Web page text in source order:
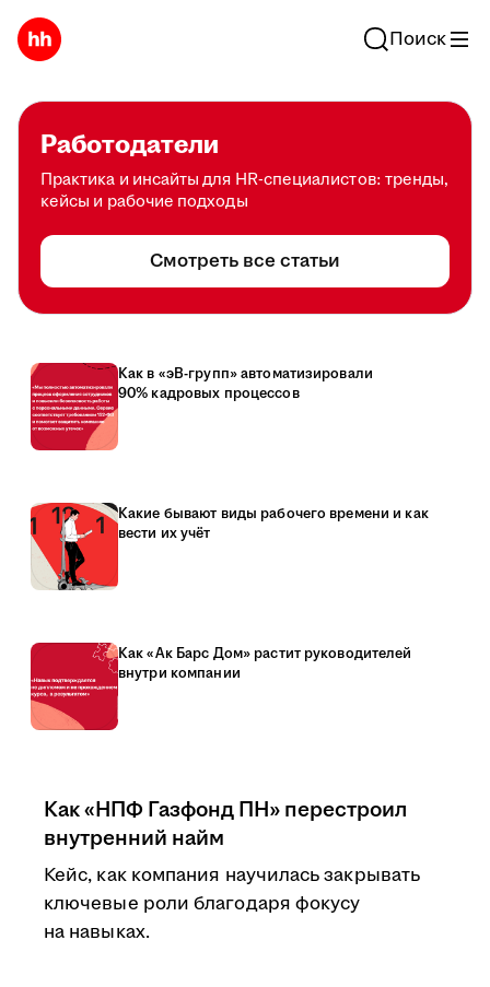
Поиск
Работодатели
Практика и инсайты для HR-специалистов: тренды,
кейсы и рабочие подходы
Смотреть все статьи
Как в «эВ-групп» автоматизировали
90% кадровых процессов
Какие бывают виды рабочего времени и как
вести их учёт
Как «Ак Барс Дом» растит руководителей
внутри компании
Как «НПФ Газфонд ПН» перестроил
внутренний найм
Кейс, как компания научилась закрывать
ключевые роли благодаря фокусу
на навыках.